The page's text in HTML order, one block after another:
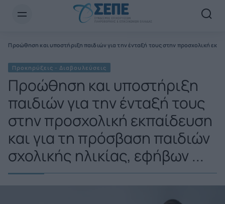
Προώθηση και υποστήριξη παιδιών για την ένταξή τους στην προσχολική
Προκηρύξεις - Διαβουλεύσεις
Προώθηση και υποστήριξη
παιδιών για την ένταξή τους
στην προσχολική εκπαίδευση
και για τη πρόσβαση παιδιών
σχολικής ηλικίας, εφήβων ...
Newsletter Email*